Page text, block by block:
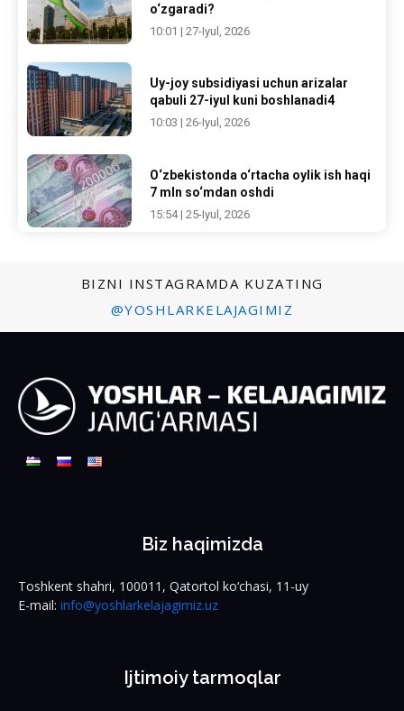
o‘zgaradi?
10:01 | 27-Iyul, 2026
Uy-joy subsidiyasi uchun arizalar
qabuli 27-iyul kuni boshlanadi4
10:03 | 26-Iyul, 2026
O‘zbekistonda o‘rtacha oylik ish haqi
7 mln so‘mdan oshdi
15:54 | 25-Iyul, 2026
BIZNI INSTAGRAMDA KUZATING
@YOSHLARKELAJAGIMIZ
Biz haqimizda
Toshkent shahri, 100011, Qatortol ko‘chasi, 11-uy
E-mail: info@yoshlarkelajagimiz.uz
Ijtimoiy tarmoqlar